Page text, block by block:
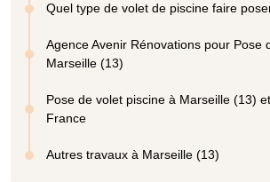
Quel type de volet de piscine faire
Agence Avenir Rénovations pour Pose
Marseille (13)
Pose de volet piscine à Marseille (13)
France
Autres travaux à Marseille (13)